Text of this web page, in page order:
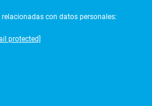
con datos personales:
protected]